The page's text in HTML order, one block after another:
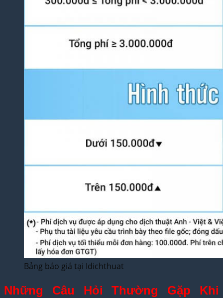
Bảng báo giá tại Idichthuat
Những Câu Hỏi Thường Gặp Khi